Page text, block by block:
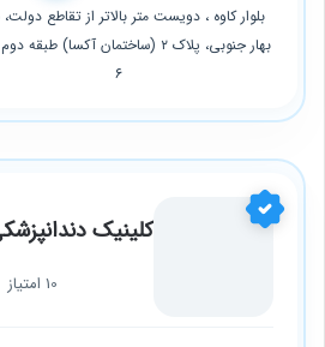
بلوار کاوه ، دویست متر بالاتر از تقاطع
بهار جنوبی، پلاک ۲ (ساختمان آکسا)
۶
کلینیک
10 امتیاز